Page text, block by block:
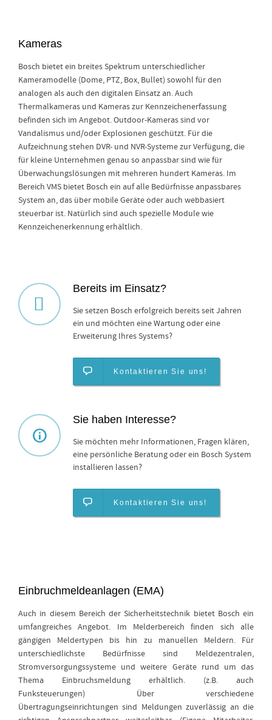
Kameras
Bosch bietet ein breites Spektrum unterschiedlicher
Kameramodelle (Dome, PTZ, Box, Bullet) sowohl für den
analogen als auch den digitalen Einsatz an. Auch
Thermalkameras und Kameras zur Kennzeichenerfassung
befinden sich im Angebot. Outdoor-Kameras sind vor
Vandalismus und/oder Explosionen geschützt. Für die
Aufzeichnung stehen DVR- und NVR-Systeme zur Verfügung, die
für kleine Unternehmen genau so anpassbar sind wie für
Überwachungslösungen mit mehreren hundert Kameras. Im
Bereich VMS bietet Bosch ein auf alle Bedürfnisse anpassbares
System an, das über mobile Geräte oder auch webbasiert
steuerbar ist. Natürlich sind auch spezielle Module wie
Kennzeichenerkennung erhältlich.
Bereits im Einsatz?
Sie setzen Bosch erfolgreich bereits seit Jahren
ein und möchten eine Wartung oder eine
Erweiterung Ihres Systems?
Kontaktieren Sie uns!
Sie haben Interesse?
Sie möchten mehr Informationen, Fragen klären,
eine persönliche Beratung oder ein Bosch System
installieren lassen?
Kontaktieren Sie uns!
Einbruchmeldeanlagen (EMA)
Auch in diesem Bereich der Sicherheitstechnik bietet Bosch ein
umfangreiches Angebot. Im Melderbereich finden sich alle
gängigen Meldertypen bis hin zu manuellen Meldern. Für
unterschiedlichste Bedürfnisse sind Meldezentralen,
Stromversorgungssysteme und weitere Geräte rund um das
Thema Einbruchsmeldung erhältlich. (z.B. auch
Funksteuerungen) Über verschiedene
Übertragungseinrichtungen sind Meldungen zuverlässig an die